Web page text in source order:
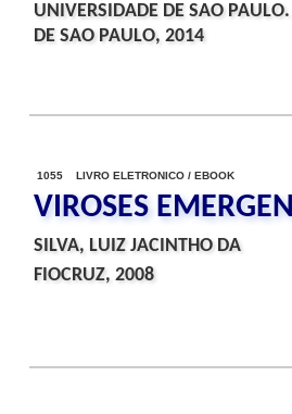
UNIVERSIDADE DE SAO
DE SAO PAULO, 2014
1055 LIVRO ELETRONICO / EBOOK
VIROSES
SILVA, LUIZ JACINTHO DA
FIOCRUZ, 2008